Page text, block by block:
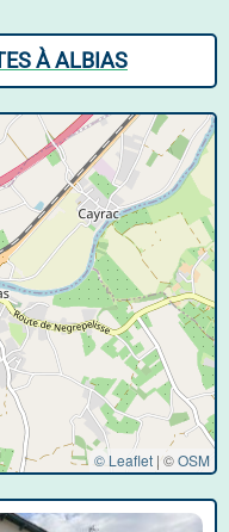
À ALBIAS
© Leaflet |©OSM